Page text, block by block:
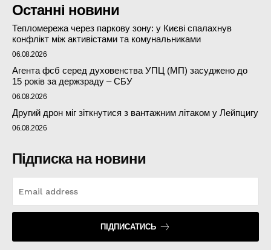
Останні новини
Тепломережа через паркову зону: у Києві спалахнув
конфлікт між активістами та комунальниками
06.08.2026
Агента фсб серед духовенства УПЦ (МП) засуджено до
15 років за держзраду – СБУ
06.08.2026
Другий дрон міг зіткнутися з вантажним літаком у Лейпцигу
06.08.2026
Підписка на новини
ПІДПИСАТИСЬ